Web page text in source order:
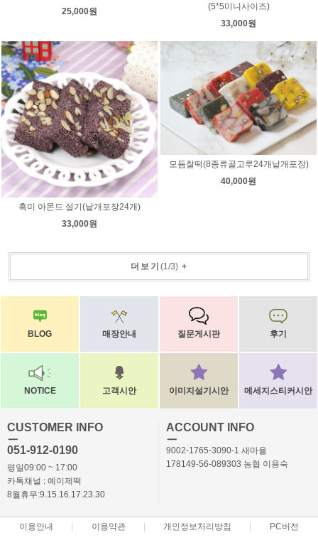
25,000원
(5*5미니사이즈)
33,000원
흑미 아몬드 설기(낱개포장24개)
33,000원
모듬찰떡(8종류골고루24개낱개포장)
40,000원
더보기 (1/3)+
BLOG 매장안내 질문게시판 후기
NOTICE 고객시안 이미지설기시안 메세지스티커시안
CUSTOMER INFO
ㅡ
051-912-0190
평일09:00 ~ 17:00
카톡채널 : 예이제떡
8월휴무:9.15.16.17.23.30
ACCOUNT INFO
ㅡ
9002-1765-3090-1 새마을
178149-56-089303 농협 이용숙
이용안내 이용약관 개인정보처리방침 PC버전